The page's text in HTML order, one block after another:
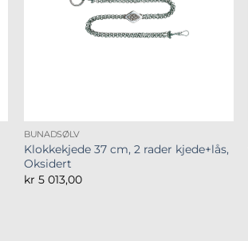
BUNADSØLV
Klokkekjede 37 cm, 2 rader kjede+lås,
Oksidert
kr 5 013,00